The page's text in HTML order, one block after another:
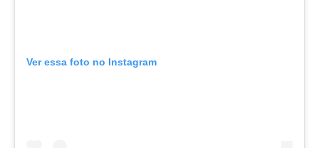
Ver essa foto no Instagram